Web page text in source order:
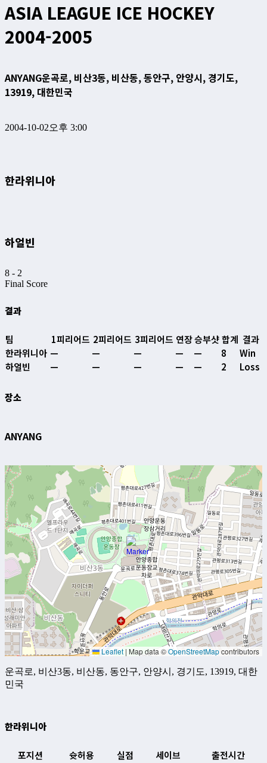
ASIA LEAGUE ICE HOCKEY
2004-2005
ANYANG운곡로, 비산3동, 비산동, 동안구, 안양시, 경기도,
13919, 대한민국
2004-10-02오후 3:00
한라위니아
하얼빈
8 - 2
Final Score
결과
팀 1피리어드 2피리어드 3피리어드 연장승부샷합계 결과
한라위니아 — — — — — 8
Win
하얼빈
— — — — — 2 Loss
장소
ANYANG
Leaflet | Map data ©OpenStreetMapcontributors
운곡로, 비산3동, 비산동, 동안구, 안양시, 경기도, 13919, 대한
민국
한라위니아
포지션 슛허용 실점 세이브
출전시간